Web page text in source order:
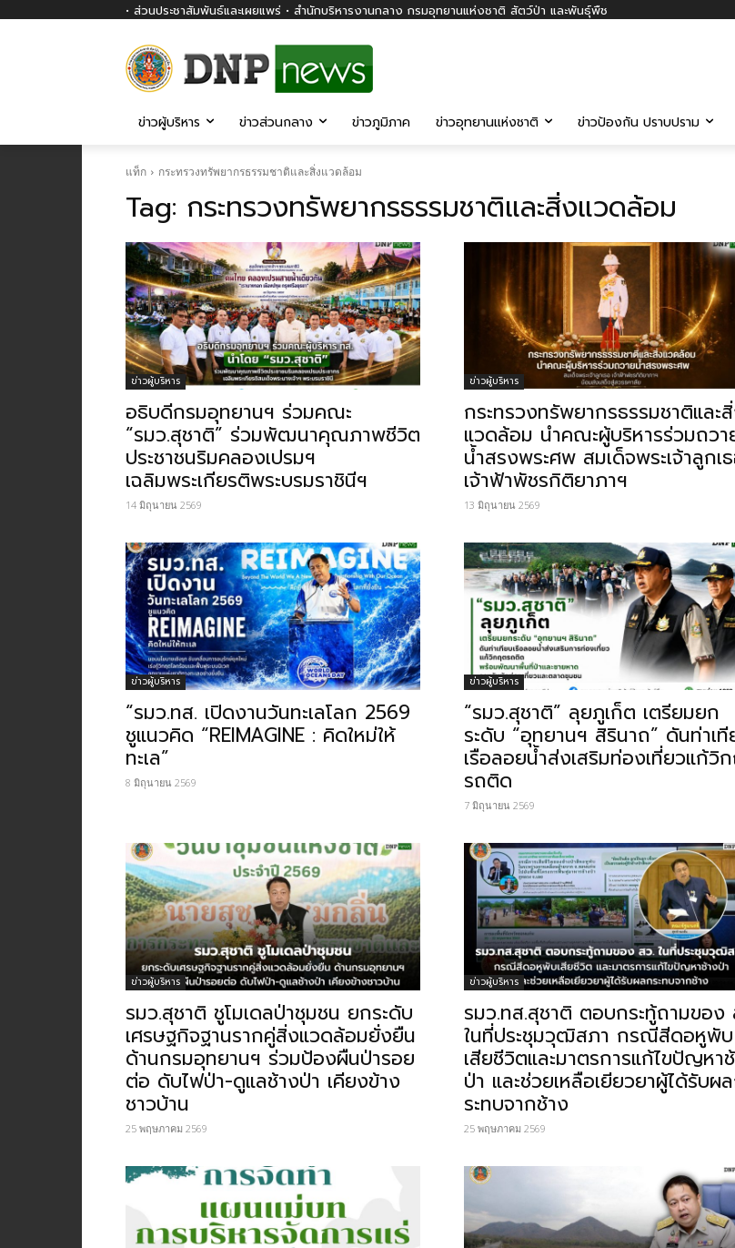
• ส่วนประชาสัมพันธ์และเผยแพร่ • สำนักบริหารงานกลาง กรมอุทยานแห่งชาติ สัตว์ป่า และพันธุ์พืช
ข่าวผู้บริหาร ข่าวส่วนกลาง ข่าวภูมิภาค ข่าวอุทยานแห่งชาติ ข่าวป้องกัน ปราบปราม
แท็ก กระทรวงทรัพยากรธรรมชาติและสิ่งแวดล้อม
Tag: กระทรวงทรัพยากรธรรมชาติและสิ่งแวดล้อม
ข่าวผู้บริหาร
อธิบดีกรมอุทยานฯ ร่วมคณะ
“รมว.สุชาติ” ร่วมพัฒนาคุณภาพชีวิต
ประชาชนริมคลองเปรมฯ
เฉลิมพระเกียรติพระบรมราชินี​ฯ
14 มิถุนายน 2569
ข่าวผู้บริหาร
กระทรวงทรัพยากรธรรมชาติและ
แวดล้อม นำคณะผู้บริหารร่วมถวา
น้ำสรงพระศพ สมเด็จพระเจ้าลูกเ
เจ้าฟ้าพัชรกิติยาภาฯ
13 มิถุนายน 2569
ข่าวผู้บริหาร
“รมว.ทส. เปิดงานวันทะเลโลก 2569
ชูแนวคิด “REIMAGINE : คิดใหม่ให้
ทะเล”
8 มิถุนายน 2569
ข่าวผู้บริหาร
“รมว.สุชาติ” ลุยภูเก็ต เตรียมยก
ระดับ “อุทยานฯ สิรินาถ” ดันท่าเ
เรือลอยน้ำส่งเสริมท่องเที่ยวแก้วิ
รถติด
7 มิถุนายน 2569
ข่าวผู้บริหาร
รมว.สุชาติ ชูโมเดลป่าชุมชน ยกระดับ
เศรษฐกิจฐานรากคู่สิ่งแวดล้อมยั่งยืน
ด้านกรมอุทยานฯ ร่วมป้องผืนป่ารอย
ต่อ ดับไฟป่า-ดูแลช้างป่า เคียงข้าง
ชาวบ้าน
25 พฤษภาคม 2569
ข่าวผู้บริหาร
รมว.ทส.สุชาติ ตอบกระทู้ถามของ
ในที่ประชุมวุฒิสภา กรณีสีดอหูพับ
เสียชีวิตและมาตรการแก้ไขปัญหา
ป่า และช่วยเหลือเยียวยาผู้ได้รับผ
ระทบจากช้าง
25 พฤษภาคม 2569